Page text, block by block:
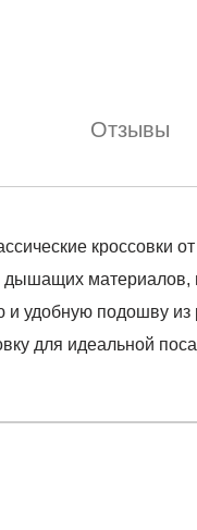
Отзывы
кроссовки
дышащих
удобную подошву
для идеальной